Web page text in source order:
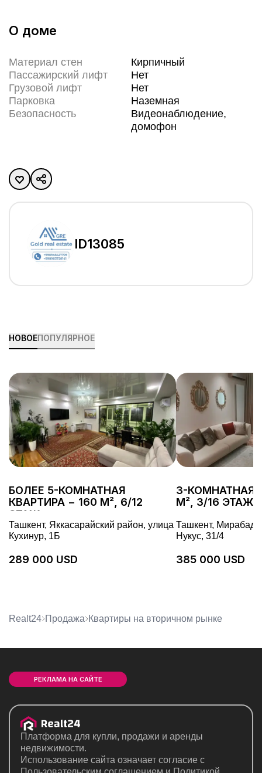
О доме
Материал стен
Кирпичный
Пассажирский лифт
Нет
Грузовой лифт
Нет
Парковка
Наземная
Безопасность
Видеонаблюдение,
домофон
ID13085
НОВОЕПОПУЛЯРНОЕ
БОЛЕЕ 5-КОМНАТНАЯ
КВАРТИРА − 160 М², 6/12
ЭТАЖ
Ташкент, Яккасарайский район, улица
Кухинур, 1Б
289 000 USD
3-КОМНАТНАЯ
М², 3/16 ЭТАЖ
Ташкент,
Нукус, 31/4
385 000 USD
Realt24 Продажа квартиры на вторичном рынке
РЕКЛАМА НА САЙТЕ
Платформа для купли, продажи и аренды
недвижимости.
Использование сайта означает согласие с